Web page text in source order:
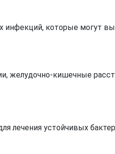
инфекций, которые могут
желудочно-кишечные
лечения устойчивых